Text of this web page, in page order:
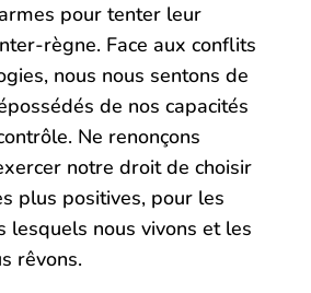
pour tenter leur
règne. Face aux conflits
nous nous sentons de
de nos capacités
Ne renonçons
notre droit de choisir
plus positives, pour les
lesquels nous vivons et les
rêvons.